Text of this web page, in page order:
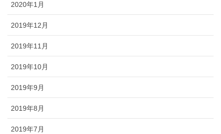
2020年1月
2019年12月
2019年11月
2019年10月
2019年9月
2019年8月
2019年7月